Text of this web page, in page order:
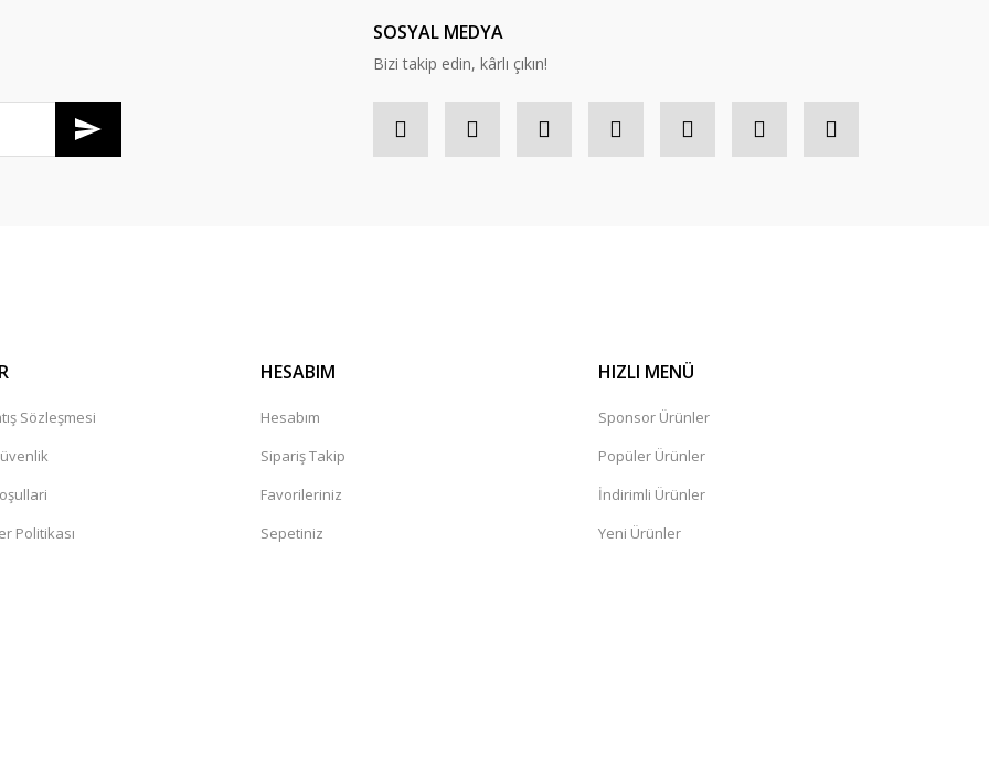
SOSYAL MEDYA
Bizi takip edin, kârlı çıkın!
Sözleşmesi
Politikası
HESABIM
Hesabım
Sipariş Takip
Favorileriniz
Sepetiniz
HIZLI MENÜ
Sponsor Ürünler
Popüler Ürünler
İndirimli Ürünler
Yeni Ürünler